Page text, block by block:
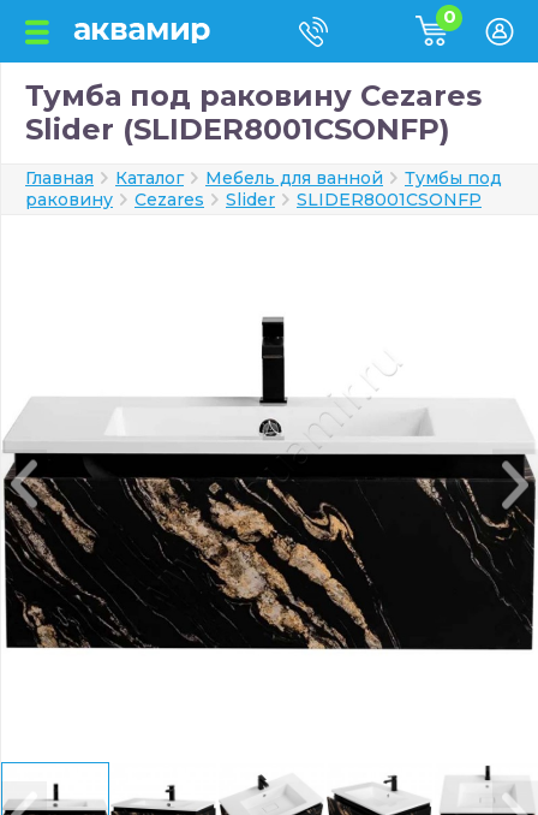
0
Тумба под раковину Cezares
Slider (SLIDER8001CSONFP)
Главная Каталог Мебель для ванной
Тумбы под
раковину
Cezares Slider SLIDER8001CSONFP